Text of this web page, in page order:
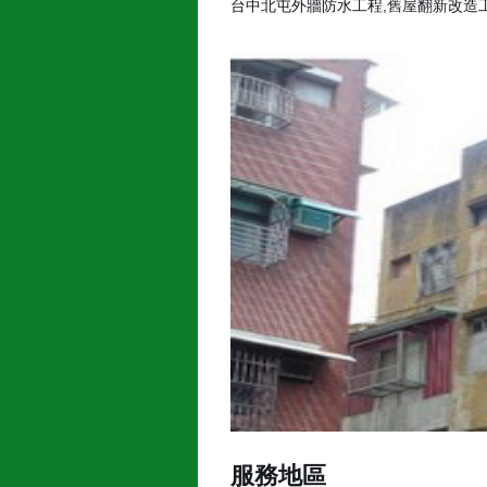
台中北屯外牆防水工程,舊屋翻新改造
服務地區